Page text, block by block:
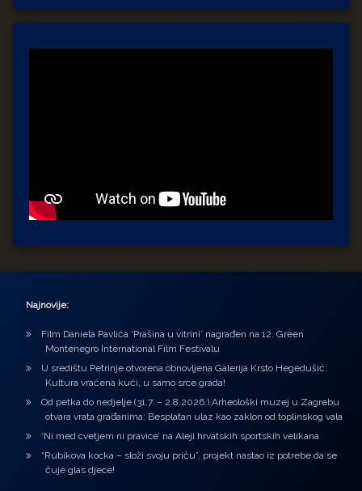
Najnovije:
Film Daniela Pavlića ‘Prašina u vitrini’ nagrađen na 12. Green
Montenegro International Film Festivalu
U središtu Petrinje otvorena obnovljena Galerija Krsto Hegedušić:
Kultura vraćena kući, u samo srce grada!
Od petka do nedjelje (31.7. – 2.8.2026.) Arheološki muzej u Zagrebu
otvara vrata građanima: Besplatan ulaz kao zaklon od toplinskog vala
‘Ni med cvetjem ni pravice’ na Aleji hrvatskih sportskih velikana
“Rubikova kocka – složi svoju priču”, projekt nastao iz potrebe da se
čuje glas djece!